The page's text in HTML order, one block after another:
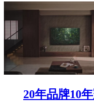
20年品牌10